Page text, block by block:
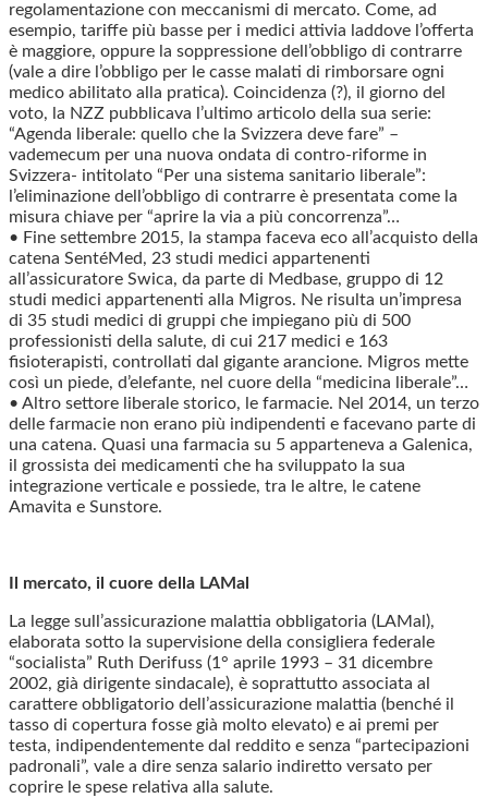
regolamentazione con meccanismi di mercato. Come, ad
esempio, tariffe più basse per i medici attivia laddove l’offerta
è maggiore, oppure la soppressione dell’obbligo di contrarre
(vale a dire l’obbligo per le casse malati di rimborsare ogni
medico abilitato alla pratica). Coincidenza (?), il giorno del
voto, la NZZ pubblicava l’ultimo articolo della sua serie:
“Agenda liberale: quello che la Svizzera deve fare” –
vademecum per una nuova ondata di contro-riforme in
Svizzera- intitolato “Per una sistema sanitario liberale”:
l’eliminazione dell’obbligo di contrarre è presentata come la
misura chiave per “aprire la via a più concorrenza”…
• Fine settembre 2015, la stampa faceva eco all’acquisto della
catena SentéMed, 23 studi medici appartenenti
all’assicuratore Swica, da parte di Medbase, gruppo di 12
studi medici appartenenti alla Migros. Ne risulta un’impresa
di 35 studi medici di gruppi che impiegano più di 500
professionisti della salute, di cui 217 medici e 163
fisioterapisti, controllati dal gigante arancione. Migros mette
così un piede, d’elefante, nel cuore della “medicina liberale”…
• Altro settore liberale storico, le farmacie. Nel 2014, un terzo
delle farmacie non erano più indipendenti e facevano parte di
una catena. Quasi una farmacia su 5 apparteneva a Galenica,
il grossista dei medicamenti che ha sviluppato la sua
integrazione verticale e possiede, tra le altre, le catene
Amavita e Sunstore.
Il mercato, il cuore della LAMal
La legge sull’assicurazione malattia obbligatoria (LAMal),
elaborata sotto la supervisione della consigliera federale
“socialista” Ruth Derifuss (1° aprile 1993 – 31 dicembre
2002, già dirigente sindacale), è soprattutto associata al
carattere obbligatorio dell’assicurazione malattia (benché il
tasso di copertura fosse già molto elevato) e ai premi per
testa, indipendentemente dal reddito e senza “partecipazioni
padronali”, vale a dire senza salario indiretto versato per
coprire le spese relativa alla salute.